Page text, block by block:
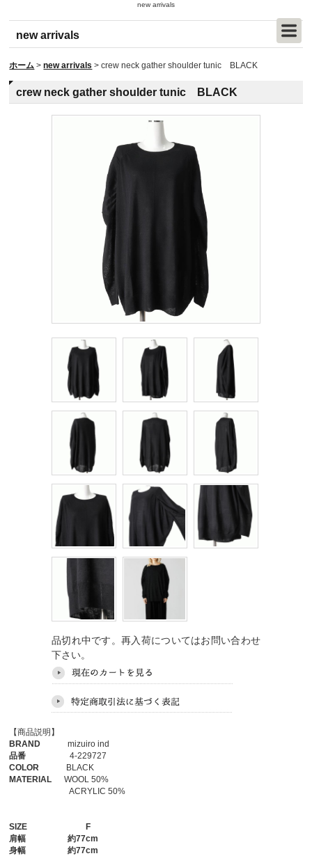
new arrivals
new arrivals
ホーム > new arrivals > crew neck gather shoulder tunic BLACK
crew neck gather shoulder tunic BLACK
品切れ中です。再入荷についてはお問い合わせ
下さい。
【商品説明】
BRAND mizuiro ind
品番 4-229727
COLOR BLACK
MATERIAL WOOL 50%
ACRYLIC 50%
SIZE
F
肩幅 約77cm
身幅 約77cm